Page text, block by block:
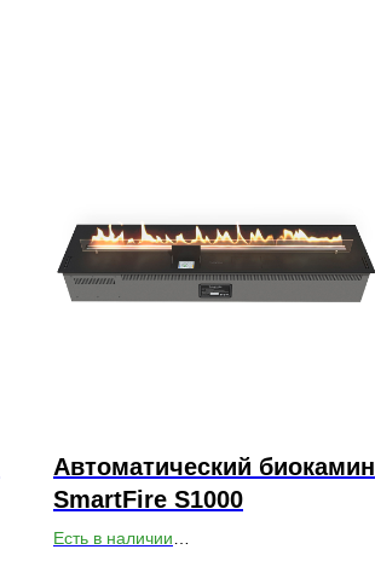
Автоматический биокамин
SmartFire S1000
Есть в наличии